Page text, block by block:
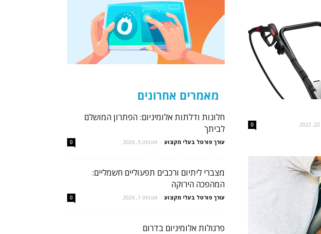
0
מאמרים אחרונים
חלונות ודלתות אלומיניום: הפתרון המושלם
לביתך
עורך פורטל בעלי מקצוע - אוגוסט 5, 2026 0
מצברי ליתיום ורכבים תפעוליים חשמליים:
המהפכה הירוקה
עורך פורטל בעלי מקצוע - אוגוסט 1, 2026 0
פרגולות אלומיניום בדרום